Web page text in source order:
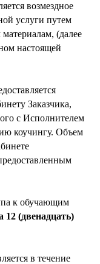
возмездное
услуги путем
(далее
настоящей
Заказчика,
с Исполнителем
коучингу. Объем
к обучающим
12 (двенадцать)
в течение